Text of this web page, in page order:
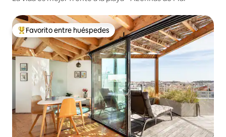
Favorito entre huéspedes preferido
Favorito entre huéspedes